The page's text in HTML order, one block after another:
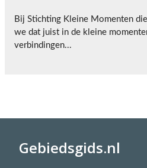
Bij Stichting Kleine Momenten
we dat juist in de kleine
verbindingen...
Gebiedsgids.nl